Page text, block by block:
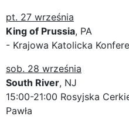
pt. 27 września
King of Prussia, PA
- Krajowa Katolicka
sob. 28 września
South River, NJ
15:00-21:00 Rosyjska
Pawła